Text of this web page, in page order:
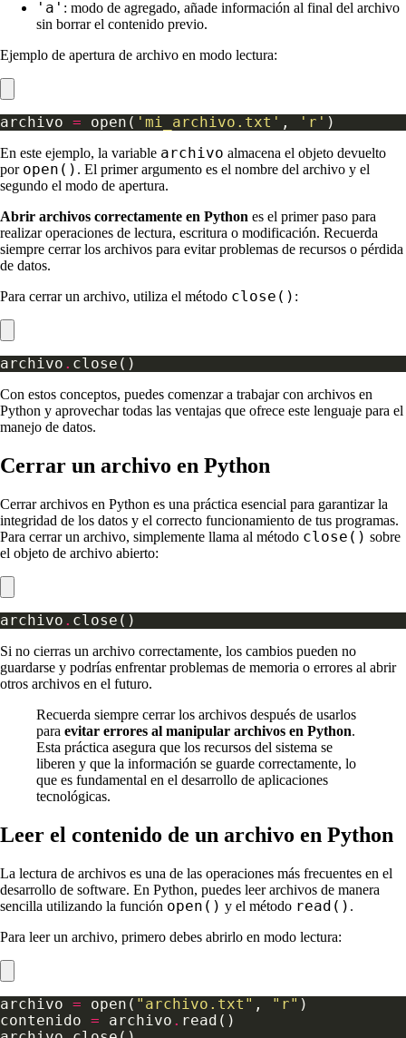
'a' : modo de agregado, añade información al final del archivo
sin borrar el contenido previo.
Ejemplo de apertura de archivo en modo lectura:
archivo = open( 'mi_archivo.txt' , 'r'
En este ejemplo, la variable archivo almacena el objeto devuelto
por open() . El primer argumento es el nombre del archivo y el
segundo el modo de apertura.
Abrir archivos correctamente en Python es el primer paso para
realizar operaciones de lectura, escritura o modificación. Recuerda
siempre cerrar los archivos para evitar problemas de recursos o pérdida
de datos.
Para cerrar un archivo, utiliza el método close() :
archivo .
Con estos conceptos, puedes comenzar a trabajar con archivos en
Python y aprovechar todas las ventajas que ofrece este lenguaje para el
manejo de datos.
Cerrar un archivo en Python
Cerrar archivos en Python es una práctica esencial para garantizar la
integridad de los datos y el correcto funcionamiento de tus programas.
Para cerrar un archivo, simplemente llama al método close() sobre
el objeto de archivo abierto:
archivo .
Si no cierras un archivo correctamente, los cambios pueden no
guardarse y podrías enfrentar problemas de memoria o errores al abrir
otros archivos en el futuro.
Recuerda siempre cerrar los archivos después de usarlos
para evitar errores al manipular archivos en Python.
Esta práctica asegura que los recursos del sistema se
liberen y que la información se guarde correctamente, lo
que es fundamental en el desarrollo de aplicaciones
tecnológicas.
Leer el contenido de un archivo en Python
La lectura de archivos es una de las operaciones más frecuentes en el
desarrollo de software. En Python, puedes leer archivos de manera
sencilla utilizando la función open() y el método read() .
Para leer un archivo, primero debes abrirlo en modo lectura:
archivo = open( "archivo.txt" , "r"
contenido = archivo .